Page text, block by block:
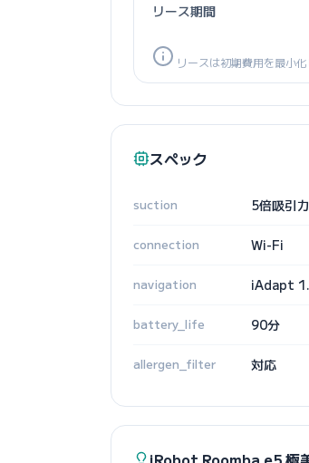
リース期間
リースは初期費用を最小
スペック
suction 5倍吸引力
connection Wi-Fi
navigation iAdapt
battery_life 90分
allergen_filter 対応